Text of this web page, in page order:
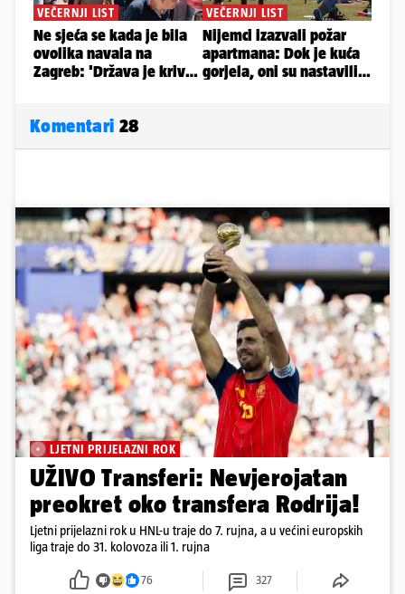
Komentari 28
LJETNI PRIJELAZNI ROK
UŽIVO Transferi: Nevjerojatan
preokret oko transfera Rodrija!
Ljetni prijelazni rok u HNL-u traje do 7. rujna, a u većini europskih
liga traje do 31. kolovoza ili 1. rujna
76 327